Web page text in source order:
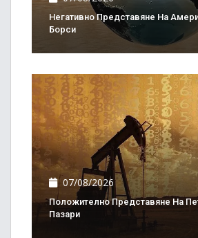
Негативно Представяне На
Борси
07/08/2026
Положително Представяне На
Пазари